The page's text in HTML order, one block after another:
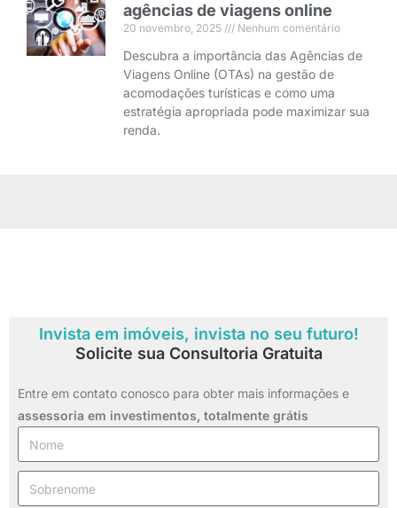
agências de viagens online
20 novembro, 2025 Nenhum comentário
Descubra a importância das Agências de
Viagens Online (OTAs) na gestão de
acomodações turísticas e como uma
estratégia apropriada pode maximizar sua
renda.
Invista em imóveis, invista no seu futuro!
Solicite sua Consultoria Gratuita
Entre em contato conosco para obter mais informações e
assessoria em investimentos, totalmente grátis